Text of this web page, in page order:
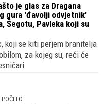
je glas za Dragana
gura 'đavolji odvjetnik'
Šegotu, Pavleka koji su
koji se kiti perjem branitelja
za kojeg su, reći će